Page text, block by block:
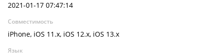
2021-01-17 07:47:14
Совместимость
iPhone, iOS 11.x, iOS 12.x, iOS 13.x
Язык